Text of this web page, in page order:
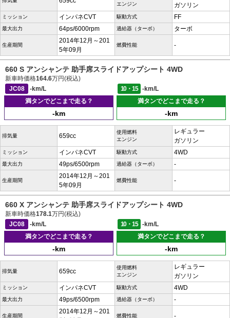
エンジン
ガソリン
ミッション インパネCVT 駆動方式 FF
最大出力 64ps/6000rpm 過給器（ターボ） ターボ
生産期間
2014年12月～201
5年09月
燃費性能 -
660 S アンシャンテ 助手席スライドアップシート 4WD
新車時価格164.6万円(税込)
JC08
-km/L 10・15
-km/L
満タンでどこまで走る？
-km
満タンでどこまで走る？
-km
排気量 659cc
使用燃料
エンジン
レギュラー
ガソリン
ミッション インパネCVT 駆動方式 4WD
最大出力 49ps/6500rpm 過給器（ターボ） -
生産期間
2014年12月～201
5年09月
燃費性能 -
660 X アンシャンテ 助手席スライドアップシート 4WD
新車時価格178.1万円(税込)
JC08
-km/L 10・15
-km/L
満タンでどこまで走る？
-km
満タンでどこまで走る？
-km
排気量 659cc
使用燃料
エンジン
レギュラー
ガソリン
ミッション インパネCVT 駆動方式 4WD
最大出力 49ps/6500rpm 過給器（ターボ） -
生産期間
2014年12月～201
燃費性能 -